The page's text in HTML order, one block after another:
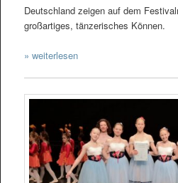
Deutschland zeigen auf dem
großartiges, tänzerisches Können.
» weiterlesen